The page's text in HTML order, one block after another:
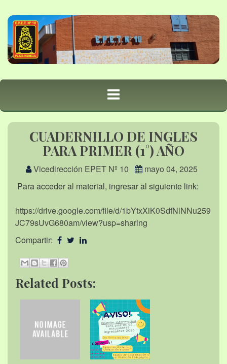
CUADERNILLO DE INGLES
PARA PRIMER (1°) AÑO
Vicedirección EPET Nº 10
mayo 04, 2025
Para acceder al material, ingresar al siguiente link:
https://drive.google.com/file/d/1bYtxXiK0SdfNlNNu259
JC79sUvG680am/view?usp=sharing
Compartir:
Related Posts: